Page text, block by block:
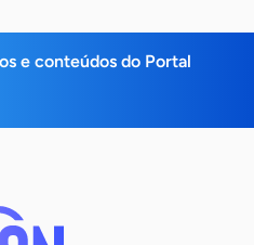
e conteúdos do Portal